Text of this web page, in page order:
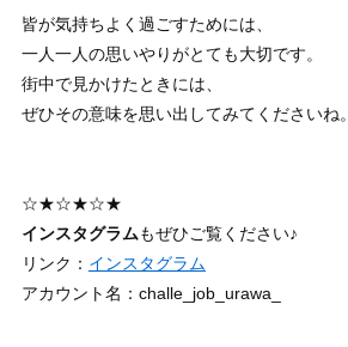
皆が気持ちよく過ごすためには、
一人一人の思いやりがとても大切です。
街中で見かけたときには、
ぜひその意味を思い出してみてくださいね。
☆★☆★☆★
インスタグラムもぜひご覧ください♪
リンク： インスタグラム
アカウント名：challe_job_urawa_